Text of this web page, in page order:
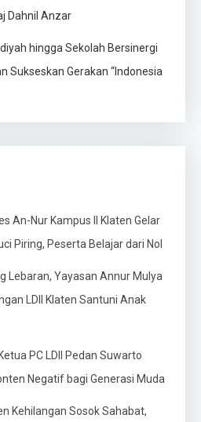
Dahnil Anzar
hingga Sekolah Bersinergi
Sukseskan Gerakan “Indonesia
An-Nur Kampus II Klaten Gelar
Piring, Peserta Belajar dari Nol
Lebaran, Yayasan Annur Mulya
LDII Klaten Santuni Anak
Ketua PC LDII Pedan Suwarto
Negatif bagi Generasi Muda
Kehilangan Sosok Sahabat,